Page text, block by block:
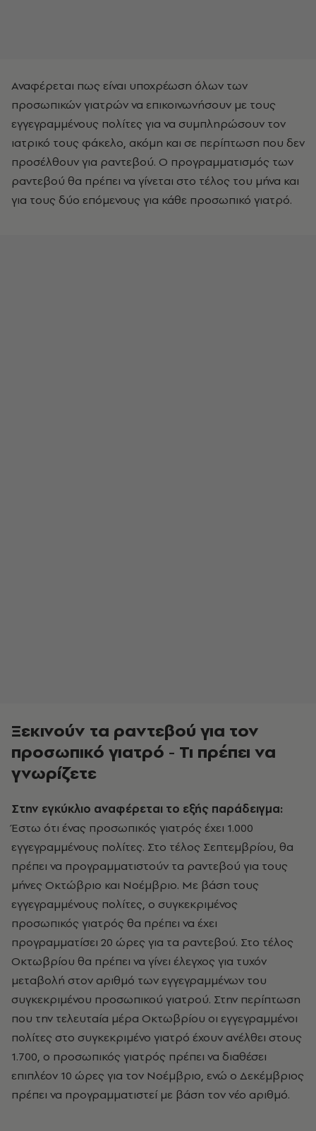
Αναφέρεται πως είναι υποχρέωση όλων των
προσωπικών γιατρών να επικοινωνήσουν με τους
εγγεγραμμένους πολίτες για να συμπληρώσουν τον
ιατρικό τους φάκελο, ακόμη και σε περίπτωση που δεν
προσέλθουν για ραντεβού. Ο προγραμματισμός των
ραντεβού θα πρέπει να γίνεται στο τέλος του μήνα και
για τους δύο επόμενους για κάθε προσωπικό γιατρό.
Ξεκινούν τα ραντεβού για τον
προσωπικό γιατρό - Τι πρέπει να
γνωρίζετε
Στην εγκύκλιο αναφέρεται το εξής παράδειγμα:
Έστω ότι ένας προσωπικός γιατρός έχει 1.000
εγγεγραμμένους πολίτες. Στο τέλος Σεπτεμβρίου, θα
πρέπει να προγραμματιστούν τα ραντεβού για τους
μήνες Οκτώβριο και Νοέμβριο. Με βάση τους
εγγεγραμμένους πολίτες, ο συγκεκριμένος
προσωπικός γιατρός θα πρέπει να έχει
προγραμματίσει 20 ώρες για τα ραντεβού. Στο τέλος
Οκτωβρίου θα πρέπει να γίνει έλεγχος για τυχόν
μεταβολή στον αριθμό των εγγεγραμμένων του
συγκεκριμένου προσωπικού γιατρού. Στην περίπτωση
που την τελευταία μέρα Οκτωβρίου οι εγγεγραμμένοι
πολίτες στο συγκεκριμένο γιατρό έχουν ανέλθει στους
1.700, ο προσωπικός γιατρός πρέπει να διαθέσει
επιπλέον 10 ώρες για τον Νοέμβριο, ενώ ο Δεκέμβριος
πρέπει να προγραμματιστεί με βάση τον νέο αριθμό.